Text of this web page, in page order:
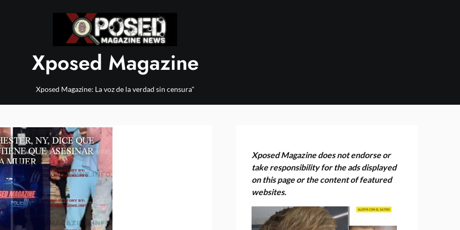
Xposed Magazine
Xposed Magazine: La voz de la verdad sin censura"
Xposed Magazine does not endorse or
take responsibility for the ads displayed
on this page or the content of featured
websites.